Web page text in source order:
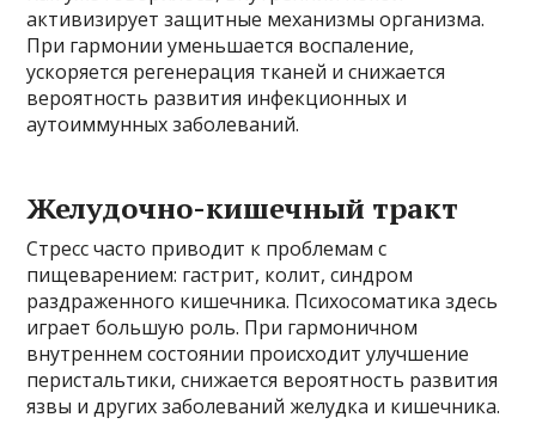
активизирует защитные механизмы организма.
При гармонии уменьшается воспаление,
ускоряется регенерация тканей и снижается
вероятность развития инфекционных и
аутоиммунных заболеваний.
Желудочно-кишечный тракт
Стресс часто приводит к проблемам с
пищеварением: гастрит, колит, синдром
раздраженного кишечника. Психосоматика здесь
играет большую роль. При гармоничном
внутреннем состоянии происходит улучшение
перистальтики, снижается вероятность развития
язвы и других заболеваний желудка и кишечника.